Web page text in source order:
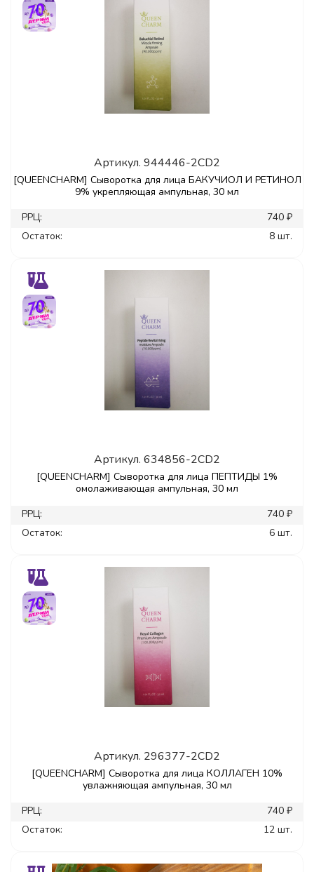
Артикул. 944446-2CD2
[QUEENCHARM] Сыворотка для лица БАКУЧИОЛ И РЕТИНОЛ
9% укрепляющая ампульная, 30 мл
РРЦ:
740 ₽
Остаток:
8 шт.
Артикул. 634856-2CD2
[QUEENCHARM] Сыворотка для лица ПЕПТИДЫ 1%
омолаживающая ампульная, 30 мл
РРЦ:
740 ₽
Остаток:
6 шт.
Артикул. 296377-2CD2
[QUEENCHARM] Сыворотка для лица КОЛЛАГЕН 10%
увлажняющая ампульная, 30 мл
РРЦ:
740 ₽
Остаток:
12 шт.